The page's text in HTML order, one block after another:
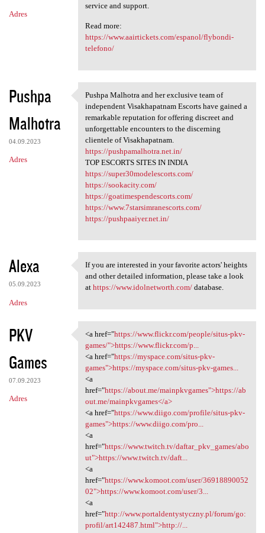
Adres
service and support.
Read more:
https://www.aairtickets.com/espanol/flybondi-
telefono/
Pushpa
Malhotra
04.09.2023
Adres
Pushpa Malhotra and her
Pushpa Malhotra and her exclusive team of
independent Visakhapatnam Escorts have gained a
remarkable reputation for offering discreet and
unforgettable encounters to the discerning
clientele of Visakhapatnam.
https://pushpamalhotra.net.in/
TOP ESCORTS SITES IN INDIA
https://super30modelescorts.com/
https://sookacity.com/
https://goatimespendescorts.com/
https://www.7starsimranescorts.com/
https://pushpaaiyer.net.in/
Alexa
05.09.2023
Adres
If you are interested in your
If you are interested in your favorite actors' heights
and other detailed information, please take a look
at https://www.idolnetworth.com/database.
PKV
Games
07.09.2023
Adres
<a href="https://www.flickr
<a href="https://www.flickr.com/people/situs-pkv-
games/">https://www.flickr.com/p...
<a href="https://myspace.com/situs-pkv-
games">https://myspace.com/situs-pkv-games...
<a
href="https://about.me/mainpkvgames">https://ab
out.me/mainpkvgames</a>
<a href="https://www.diigo.com/profile/situs-pkv-
games">https://www.diigo.com/pro...
<a
href="https://www.twitch.tv/daftar_pkv_games/abo
ut">https://www.twitch.tv/daft...
<a
href="https://www.komoot.com/user/36918890052
02">https://www.komoot.com/user/3...
<a
href="http://www.portaldentystyczny.pl/forum/go:
profil/art142487.html">http://...